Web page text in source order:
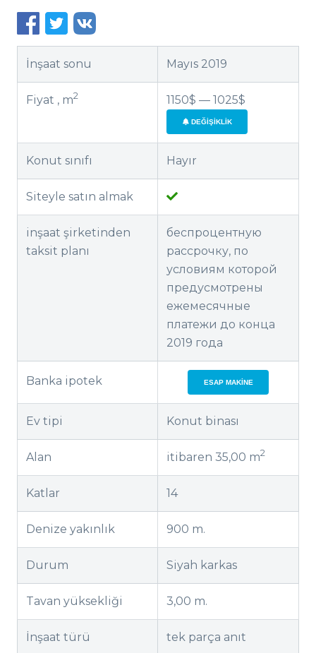
İnşaat sonu Mayıs 2019
Fiyat , m2 1150$ — 1025$
DEĞIŞIKLIK
Konut sınıfı Hayır
Siteyle satın almak
inşaat şirketinden
taksit planı
беспроцентную
рассрочку, по
условиям которой
предусмотрены
ежемесячные
платежи до конца
2019 года
Banka ipotek ESAP MAKINE
Ev tipi Konut binası
Alan itibaren 35,00 m2
Katlar 14
Denize yakınlık 900 m.
Durum Siyah karkas
Tavan yüksekliği 3,00 m.
İnşaat türü tek parça anıt